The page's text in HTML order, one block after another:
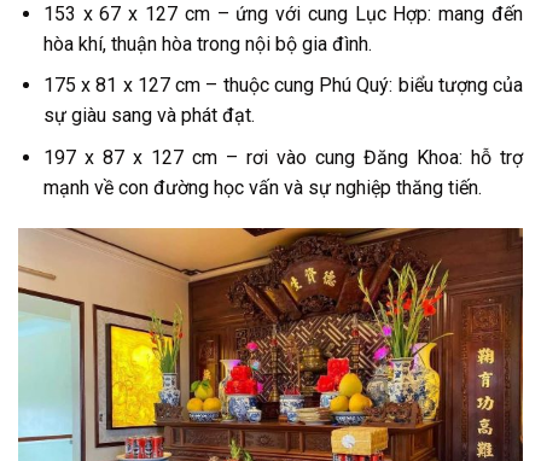
153 x 67 x 127 cm – ứng với cung Lục Hợp: mang đến
hòa khí, thuận hòa trong nội bộ gia đình.
175 x 81 x 127 cm – thuộc cung Phú Quý: biểu tượng của
sự giàu sang và phát đạt.
197 x 87 x 127 cm – rơi vào cung Đăng Khoa: hỗ trợ
mạnh về con đường học vấn và sự nghiệp thăng tiến.